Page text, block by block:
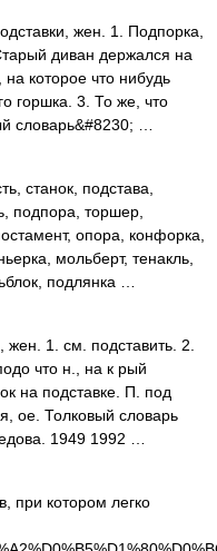
жен. 1. Подпорка,
диван держался на
которое что нибудь
горшка. 3. То же, что
словарь&#8230; …
станок, подстава,
подпора, торшер,
опора, конфорка,
мольберт, тенакль,
подлянка …
1. см. подставить. 2.
что н., на к рый
на подставке. П. под
ое. Толковый словарь
1949 1992 …
котором легко